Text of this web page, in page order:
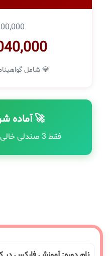
7,000,000
5,040,000
💎 شامل
🚀 آماده
فقط 3 صندلی خالی در کنگان باقی مانده!